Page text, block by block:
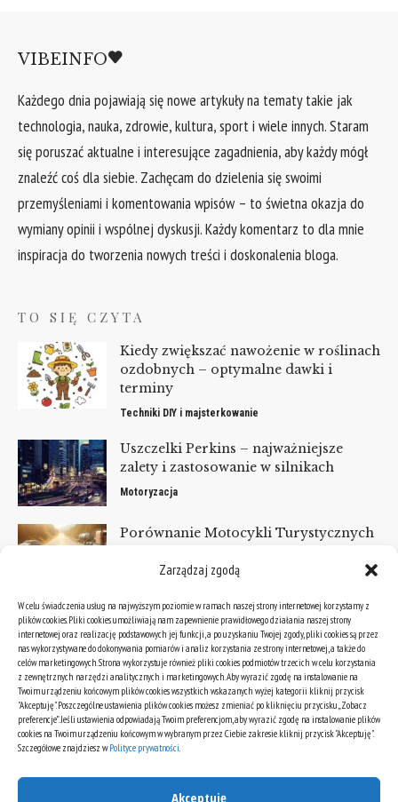
Zarządzaj zgodą
W celu świadczenia usług na najwyższym poziomie w ramach naszej strony internetowej korzystamy z
plików cookies. Pliki cookies umożliwiają nam zapewnienie prawidłowego działania naszej strony
internetowej oraz realizację podstawowych jej funkcji, a po uzyskaniu Twojej zgody, pliki cookies są przez
nas wykorzystywane do dokonywania pomiarów i analiz korzystania ze strony internetowej, a także do
celów marketingowych. Strona wykorzystuje również pliki cookies podmiotów trzecich w celu korzystania
z zewnętrznych narzędzi analitycznych i marketingowych. Aby wyrazić zgodę na instalowanie na
Twoim urządzeniu końcowym plików cookies wszystkich wskazanych wyżej kategorii kliknij przycisk
"Akceptuję". Poszczególne ustawienia plików cookies możesz zmieniać po kliknięciu przycisku „Zobacz
preferencje”. Jeśli ustawienia odpowiadają Twoim preferencjom, aby wyrazić zgodę na instalowanie plików
cookies na Twoim urządzeniu końcowym w wybranym przez Ciebie zakresie kliknij przycisk "Akceptuję".
Szczegółowe znajdziesz wPolityce prywatności.
Akceptuję
VIBEINFO
Każdego dnia pojawiają się nowe artykuły na tematy takie jak
technologia, nauka, zdrowie, kultura, sport i wiele innych. Staram
się poruszać aktualne i interesujące zagadnienia, aby każdy mógł
znaleźć coś dla siebie. Zachęcam do dzielenia się swoimi
przemyśleniami i komentowania wpisów – to świetna okazja do
wymiany opinii i wspólnej dyskusji. Każdy komentarz to dla mnie
inspiracja do tworzenia nowych treści i doskonalenia bloga.
TO SIĘ CZYTA
Kiedy zwiększać nawożenie w roślinach
ozdobnych – optymalne dawki i
terminy
Techniki DIY i majsterkowanie
Uszczelki Perkins – najważniejsze
zalety i zastosowanie w silnikach
Motoryzacja
Porównanie Motocykli Turystycznych
Modeli
KATEGORIE
Kategorie
ARCHIWA